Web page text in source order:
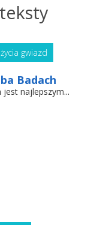
gwiazd
Badach
jest najlepszym...